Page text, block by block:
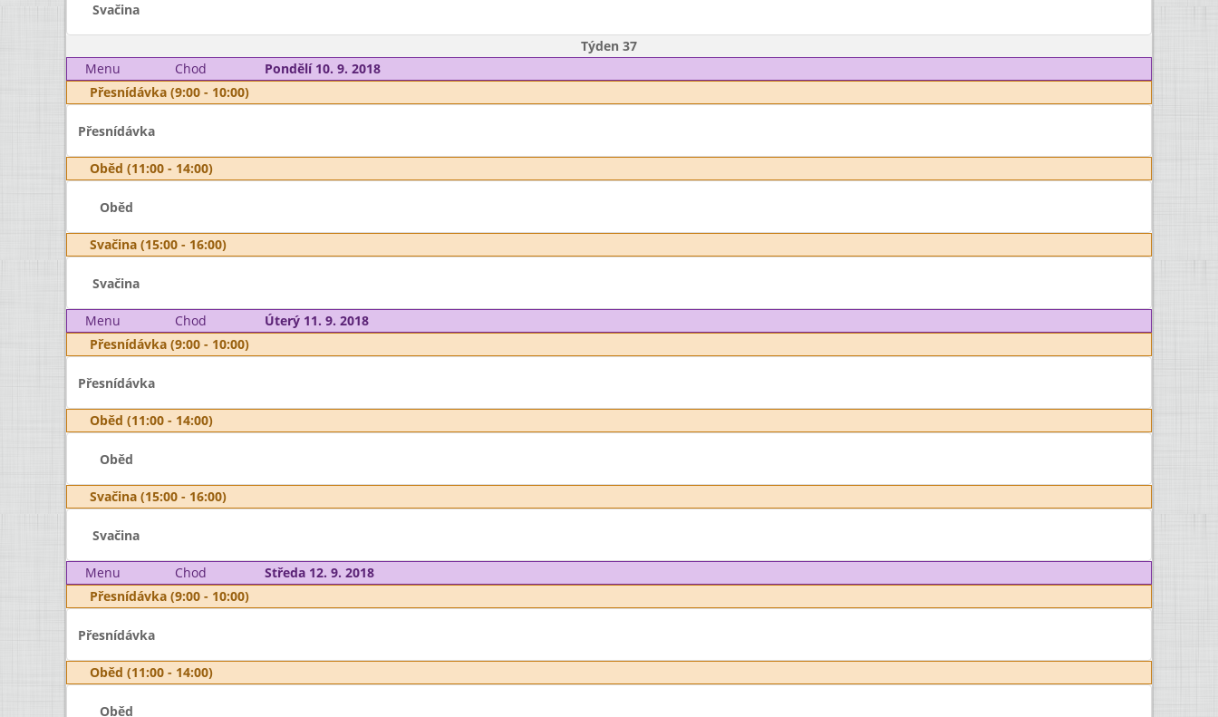
Svačina
Týden 37
Menu
Chod
Pondělí 10. 9. 2018
Přesnídávka (9:00 - 10:00)
Přesnídávka
Oběd (11:00 - 14:00)
Oběd
Svačina (15:00 - 16:00)
Svačina
Menu Chod
Úterý 11. 9. 2018
Přesnídávka (9:00 - 10:00)
Přesnídávka
Oběd (11:00 - 14:00)
Oběd
Svačina (15:00 - 16:00)
Svačina
Menu Chod
Středa 12. 9. 2018
Přesnídávka (9:00 - 10:00)
Přesnídávka
Oběd (11:00 - 14:00)
Oběd